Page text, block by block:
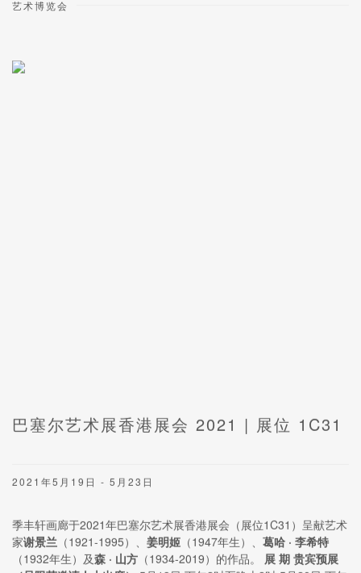
艺术博览会
巴塞尔艺术展香港展会 2021 | 展位 1C31
2021年5月19日 - 5月23日
季丰轩画廊于2021年巴塞尔艺术展香港展会（展位1C31）呈献艺术
家谢景兰 （1921-1995）、 姜明姬 （1947年生）、 葛哈 · 李希特
（1932年生）及森 · 山方 （1934-2019）的作品。 展 期 贵宾预展